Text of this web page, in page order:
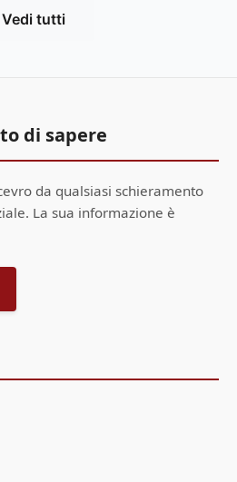
Vedi tutti
di sapere
da qualsiasi schieramento
La sua informazione è